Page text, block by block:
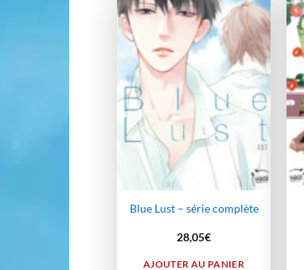
Ajouter
à la
Blue Lust – série complète
28,05€
AJOUTER AU PANIER